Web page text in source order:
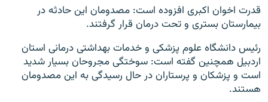
قدرت اخوان اکبری افزوده است: مصدومان این حادثه در
بیمارستان بستری و تحت درمان قرار گرفتند.
رئیس دانشگاه علوم پزشکی و خدمات بهداشتی درمانی استان
اردبیل همچنین گفته است: سوختگی مجروحان بسیار شدید
است و پزشکان و پرستاران در حال رسیدگی به این مصدومان
هستند.